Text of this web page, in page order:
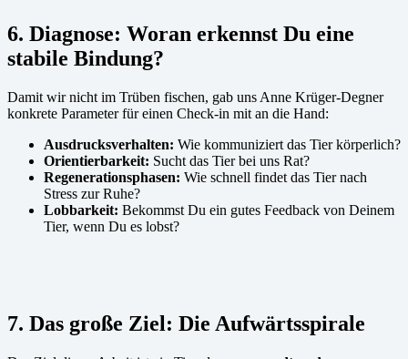
6. Diagnose: Woran erkennst Du eine
stabile Bindung?
Damit wir nicht im Trüben fischen, gab uns Anne Krüger-Degner
konkrete Parameter für einen Check-in mit an die Hand:
Ausdrucksverhalten: Wie kommuniziert das Tier körperlich?
Orientierbarkeit: Sucht das Tier bei uns Rat?
Regenerationsphasen: Wie schnell findet das Tier nach
Stress zur Ruhe?
Lobbarkeit: Bekommst Du ein gutes Feedback von Deinem
Tier, wenn Du es lobst?
7. Das große Ziel: Die Aufwärtsspirale